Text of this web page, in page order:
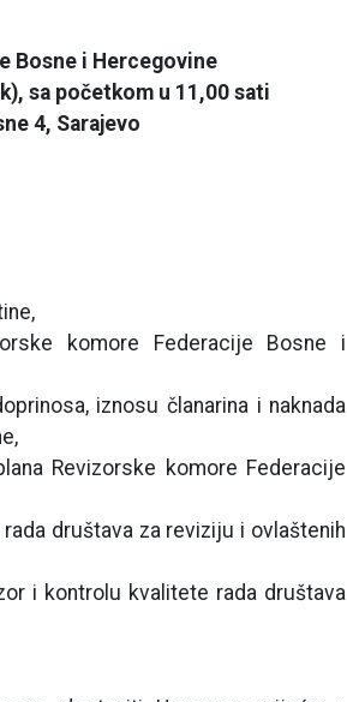
Bosne i Hercegovine
sa početkom u 11,00 sati
4, Sarajevo
komore Federacije Bosne i
iznosu članarina i naknada
Revizorske komore Federacije
društava za reviziju i ovlaštenih
i kontrolu kvalitete rada društava